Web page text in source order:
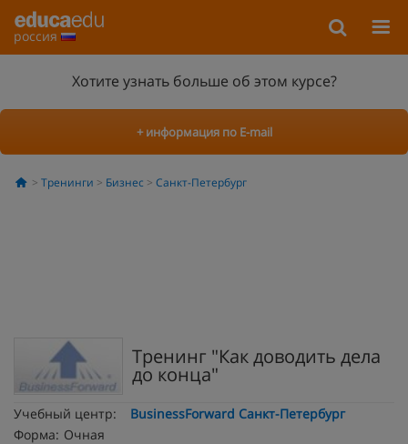
россия
Хотите узнать больше об этом курсе?
+ информация по E-mail
Тренинги Бизнес Санкт-Петербург
Тренинг "Как доводить дела
до конца"
Учебный центр:
BusinessForward Санкт-Петербург
Форма: Очная